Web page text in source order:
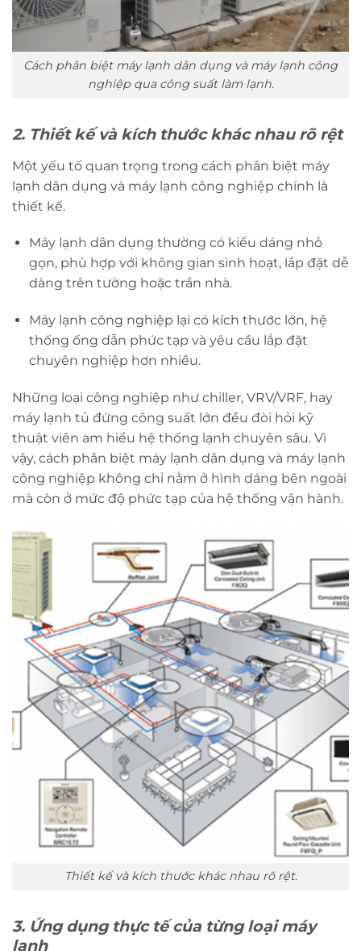
Cách phân biệt máy lạnh dân dụng và máy lạnh công
nghiệp qua công suất làm lạnh.
2. Thiết kế và kích thước khác nhau rõ rệt
Một yếu tố quan trọng trong cách phân biệt máy
lạnh dân dụng và máy lạnh công nghiệp chính là
thiết kế.
Máy lạnh dân dụng thường có kiểu dáng nhỏ
gọn, phù hợp với không gian sinh hoạt, lắp đặt dễ
dàng trên tường hoặc trần nhà.
Máy lạnh công nghiệp lại có kích thước lớn, hệ
thống ống dẫn phức tạp và yêu cầu lắp đặt
chuyên nghiệp hơn nhiều.
Những loại công nghiệp như chiller, VRV/VRF, hay
máy lạnh tủ đứng công suất lớn đều đòi hỏi kỹ
thuật viên am hiểu hệ thống lạnh chuyên sâu. Vì
vậy, cách phân biệt máy lạnh dân dụng và máy lạnh
công nghiệp không chỉ nằm ở hình dáng bên ngoài
mà còn ở mức độ phức tạp của hệ thống vận hành.
Thiết kế và kích thước khác nhau rõ rệt.
3. Ứng dụng thực tế của từng loại máy
lạnh